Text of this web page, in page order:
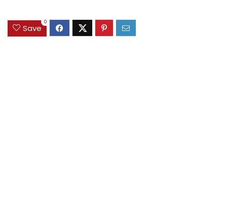
Save
0